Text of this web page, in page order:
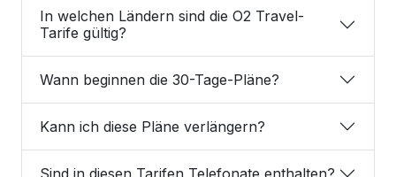
In welchen Ländern sind die O2 Travel-
Tarife gültig?
Wann beginnen die 30-Tage-Pläne?
Kann ich diese Pläne verlängern?
Sind in diesen Tarifen Telefonate enthalten?